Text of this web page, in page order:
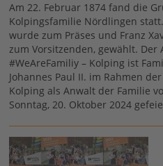
Am 22. Februar 1874 fand die
Kolpingsfamilie Nördlingen
wurde zum Präses und Franz
zum Vorsitzenden, gewählt.
#WeAreFamiliy – Kolping ist
Johannes Paul II. im Rahmen
Kolping als Anwalt der Familie
Sonntag, 20. Oktober 2024